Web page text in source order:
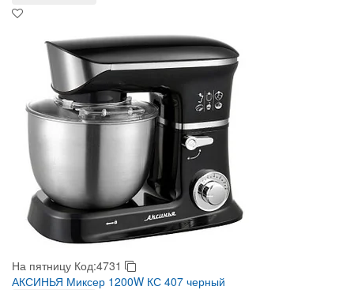
На пятницу Код:4731
АКСИНЬЯ Миксер 1200W КС 407 черный